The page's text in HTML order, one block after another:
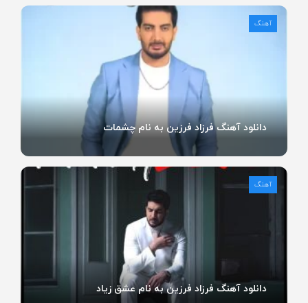
دانلود آهنگ فرزاد فرزین به نام چشمات
آهنگ
دانلود آهنگ فرزاد فرزین به نام عشق زیاد
آهنگ